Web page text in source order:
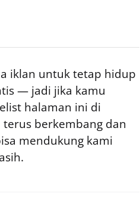
iklan untuk tetap hidup
— jadi jika kamu
halaman ini di
berkembang dan
mendukung kami